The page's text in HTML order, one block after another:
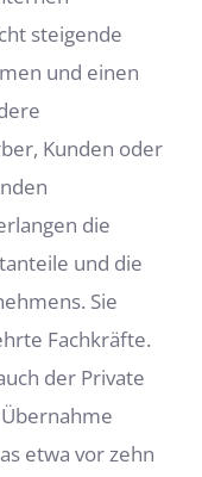
steigende
und einen
Kunden oder
die
und die
Sie
Fachkräfte.
der Private
etwa vor zehn